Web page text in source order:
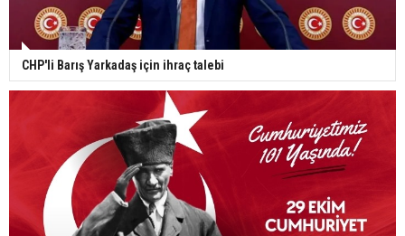
CHP'li Barış Yarkadaş için ihraç talebi